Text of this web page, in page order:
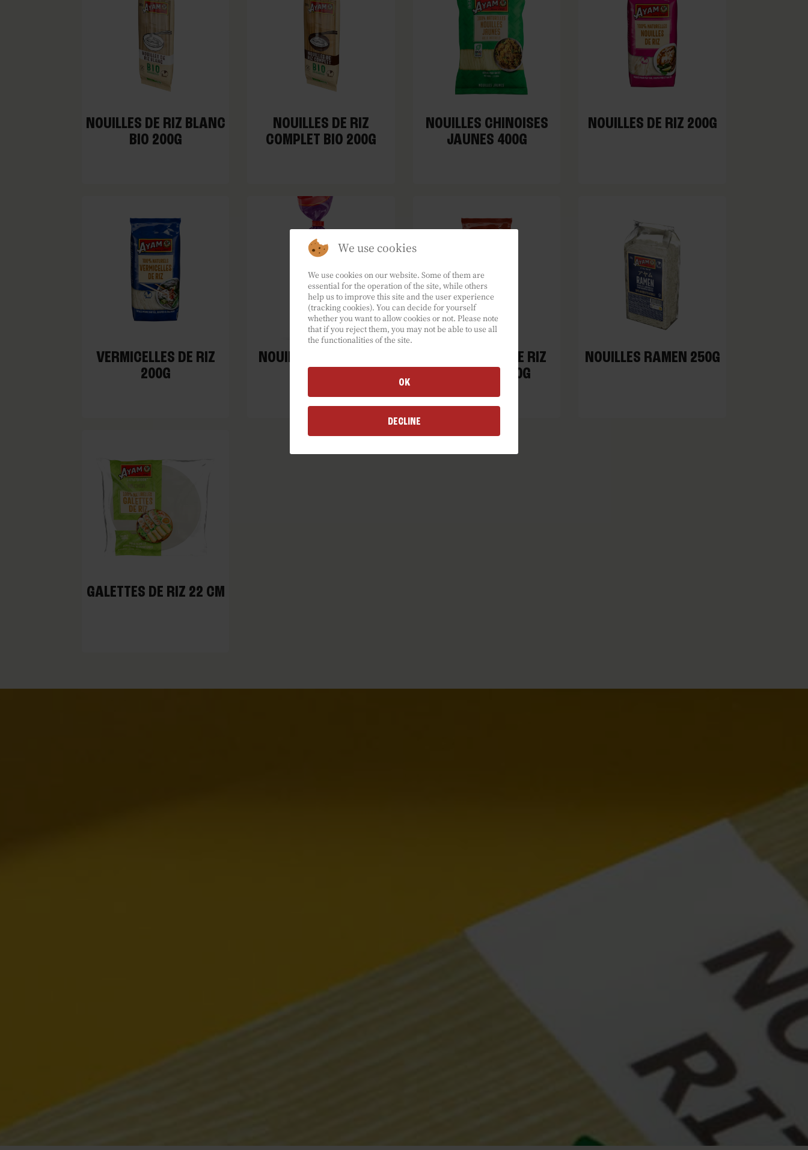
NOUILLES DE RIZ BLANC
BIO 200G
NOUILLES DE RIZ
COMPLET BIO 200G
NOUILLES CHINOISES
JAUNES 400G
NOUILLES DE RIZ 200G
VERMICELLES DE RIZ
200G
NOUILLES AUX OEUFS
250G
VERMICELLES DE RIZ
COMPLET 200G
NOUILLES RAMEN 250G
GALETTES DE RIZ 22 CM
We use cookies
We use cookies on our website. Some of them are
essential for the operation of the site, while others
help us to improve this site and the user experience
(tracking cookies). You can decide for yourself
whether you want to allow cookies or not. Please note
that if you reject them, you may not be able to use all
the functionalities of the site.
OK
DECLINE